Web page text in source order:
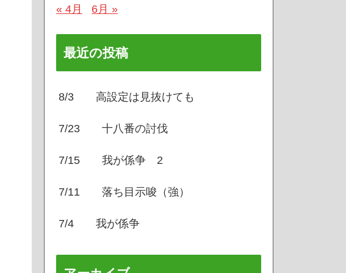
« 4月 6月 »
最近の投稿
8/3 高設定は見抜けても
7/23 十八番の討伐
7/15 我が係争 2
7/11 落ち目示唆（強）
7/4 我が係争